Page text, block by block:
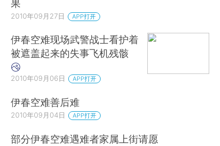
果
2010年09月27日 APP打开
伊春空难现场武警战士看护着
被遮盖起来的失事飞机残骸
2010年09月06日 APP打开
伊春空难善后难
2010年09月04日 APP打开
部分伊春空难遇难者家属上街请愿